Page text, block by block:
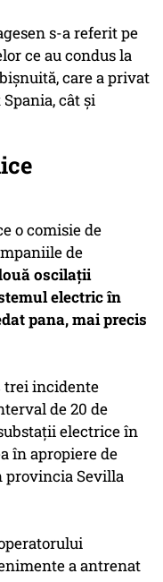
s-a referit pe
ce au condus la
care a privat
cât şi
o comisie de
de
oscilaţii
electric în
pana, mai precis
trei incidente
de 20 de
electrice în
în apropiere de
provincia Sevilla
a antrenat